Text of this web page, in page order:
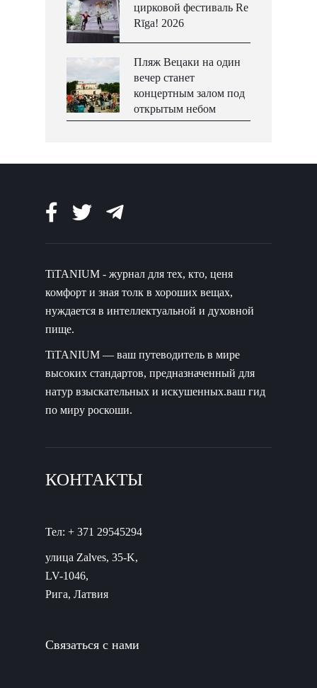
цирковой фестиваль Re
Rīga! 2026
Пляж Вецаки на один
вечер станет
концертным залом под
открытым небом
TiTANIUM - журнал для тех, кто, ценя
комфорт и зная толк в хороших вещах,
нуждается в интеллектуальной и духовной
пище.
TiTANIUM — ваш путеводитель в мире
высоких стандартов, предназначенный для
натур взыскательных и искушенных.ваш гид
по миру роскоши.
КОНТАКТЫ
Тел: + 371 29545294
улица Zalves, 35-K,
LV-1046,
Рига, Латвия
Связаться с нами